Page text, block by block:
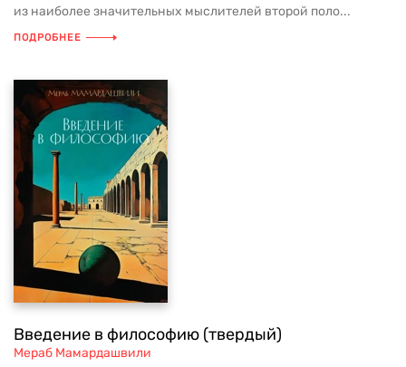
из наиболее значительных мыслителей второй поло...
ПОДРОБНЕЕ
Введение в философию (твердый)
Мераб Мамардашвили